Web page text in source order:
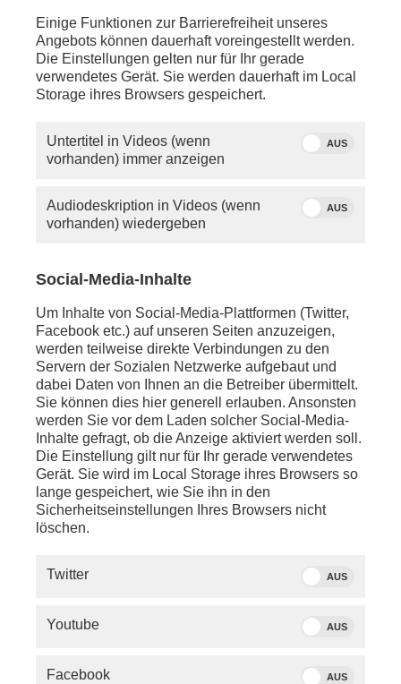
SERVICE
Einige Funktionen zur Barrierefreiheit unseres
Angebots können dauerhaft voreingestellt werden.
Die Einstellungen gelten nur für Ihr gerade
verwendetes Gerät. Sie werden dauerhaft im Local
Storage ihres Browsers gespeichert.
Untertitel in Videos (wenn
vorhanden) immer anzeigen
AUS
Audiodeskription in Videos (wenn
vorhanden) wiedergeben
AUS
Social-Media-Inhalte
Um Inhalte von Social-Media-Plattformen (Twitter,
Facebook etc.) auf unseren Seiten anzuzeigen,
werden teilweise direkte Verbindungen zu den
Servern der Sozialen Netzwerke aufgebaut und
dabei Daten von Ihnen an die Betreiber übermittelt.
Sie können dies hier generell erlauben. Ansonsten
werden Sie vor dem Laden solcher Social-Media-
Inhalte gefragt, ob die Anzeige aktiviert werden soll.
Die Einstellung gilt nur für Ihr gerade verwendetes
Gerät. Sie wird im Local Storage ihres Browsers so
lange gespeichert, wie Sie ihn in den
Sicherheitseinstellungen Ihres Browsers nicht
löschen.
Twitter AUS
Youtube AUS
Facebook AUS